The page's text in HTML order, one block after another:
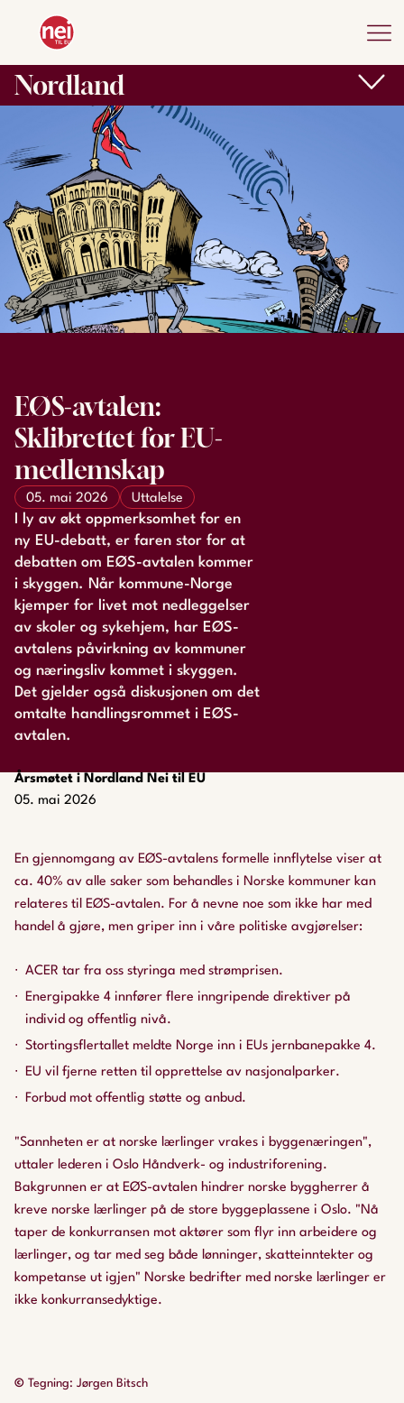
Nordland
Årsmøtet i Nordland Nei til EU
05. mai 2026
EØS-avtalen:
Sklibrettet for EU-
medlemskap
05. mai 2026 Uttalelse
I ly av økt oppmerksomhet for en
ny EU-debatt, er faren stor for at
debatten om EØS-avtalen kommer
i skyggen. Når kommune-Norge
kjemper for livet mot nedleggelser
av skoler og sykehjem, har EØS-
avtalens påvirkning av kommuner
og næringsliv kommet i skyggen.
Det gjelder også diskusjonen om det
omtalte handlingsrommet i EØS-
avtalen.
En gjennomgang av EØS-avtalens formelle innflytelse viser at
ca. 40% av alle saker som behandles i Norske kommuner kan
relateres til EØS-avtalen. For å nevne noe som ikke har med
handel å gjøre, men griper inn i våre politiske avgjørelser:
ACER tar fra oss styringa med strømprisen.
Energipakke 4 innfører flere inngripende direktiver på
individ og offentlig nivå.
Stortingsflertallet meldte Norge inn i EUs jernbanepakke 4.
EU vil fjerne retten til opprettelse av nasjonalparker.
Forbud mot offentlig støtte og anbud.
"Sannheten er at norske lærlinger vrakes i byggenæringen",
uttaler lederen i Oslo Håndverk- og industriforening.
Bakgrunnen er at EØS-avtalen hindrer norske byggherrer å
kreve norske lærlinger på de store byggeplassene i Oslo. "Nå
taper de konkurransen mot aktører som flyr inn arbeidere og
lærlinger, og tar med seg både lønninger, skatteinntekter og
kompetanse ut igjen" Norske bedrifter med norske lærlinger er
ikke konkurransedyktige.
© Tegning: Jørgen Bitsch